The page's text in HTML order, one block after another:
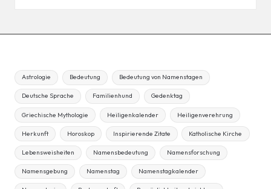
Astrologie Bedeutung Bedeutung von Namenstagen
Deutsche Sprache Familienhund Gedenktag
Griechische Mythologie Heiligenkalender Heiligenverehrung
Herkunft Horoskop Inspirierende Zitate Katholische Kirche
Lebensweisheiten Namensbedeutung Namensforschung
Namensgebung Namenstag Namenstagkalender